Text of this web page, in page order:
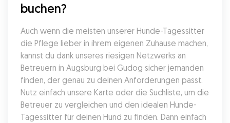
buchen?
Auch wenn die meisten unserer Hunde-Tagessitter
die Pflege lieber in ihrem eigenen Zuhause machen,
kannst du dank unseres riesigen Netzwerks an
Betreuern in Augsburg bei Gudog sicher jemanden
finden, der genau zu deinen Anforderungen passt.
Nutz einfach unsere Karte oder die Suchliste, um die
Betreuer zu vergleichen und den idealen Hunde-
Tagessitter für deinen Hund zu finden. Dann einfach